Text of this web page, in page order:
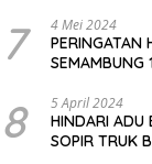
7 4 Mei 2024
PERINGATAN
SEMAMBUNG
8 5 April 2024
HINDARI ADU
SOPIR TRUK